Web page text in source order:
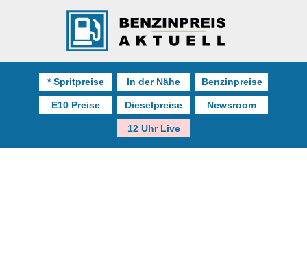
* Spritpreise In der Nähe Benzinpreise
E10 Preise Dieselpreise Newsroom
12 Uhr Live